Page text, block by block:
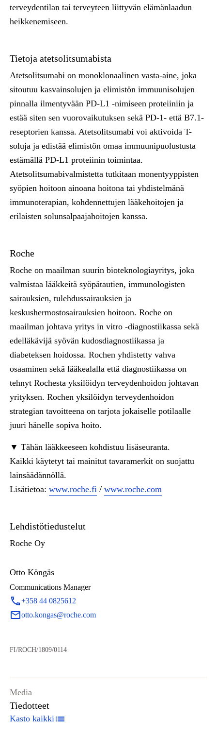
terveydentilan tai terveyteen liittyvän elämänlaadun
heikkenemiseen.
Tietoja atetsolitsumabista
Atetsolitsumabi on monoklonaalinen vasta-aine, joka
sitoutuu kasvainsolujen ja elimistön immuunisolujen
pinnalla ilmentyvään PD-L1 -nimiseen proteiiniin ja
estää siten sen vuorovaikutuksen sekä PD-1- että B7.1-
reseptorien kanssa. Atetsolitsumabi voi aktivoida T-
soluja ja edistää elimistön omaa immuunipuolustusta
estämällä PD-L1 proteiinin toimintaa.
Atetsolitsumabivalmistetta tutkitaan monentyyppisten
syöpien hoitoon ainoana hoitona tai yhdistelmänä
immunoterapian, kohdennettujen lääkehoitojen ja
erilaisten solunsalpaajahoitojen kanssa.
Roche
Roche on maailman suurin bioteknologiayritys, joka
valmistaa lääkkeitä syöpätautien, immunologisten
sairauksien, tulehdussairauksien ja
keskushermostosairauksien hoitoon. Roche on
maailman johtava yritys in vitro -diagnostiikassa sekä
edelläkävijä syövän kudosdiagnostiikassa ja
diabeteksen hoidossa. Rochen yhdistetty vahva
osaaminen sekä lääkealalla että diagnostiikassa on
tehnyt Rochesta yksilöidyn terveydenhoidon johtavan
yrityksen. Rochen yksilöidyn terveydenhoidon
strategian tavoitteena on tarjota jokaiselle potilaalle
juuri hänelle sopiva hoito.
▼ Tähän lääkkeeseen kohdistuu lisäseuranta.
Kaikki käytetyt tai mainitut tavaramerkit on suojattu
lainsäädännöllä.
Lisätietoa: www.roche.fi / www.roche.com
Lehdistötiedustelut
Roche Oy
Otto Köngäs
Communications Manager
+358 44 0825612
otto.kongas@roche.com
FI/ROCH/1809/0114
Media
Tiedotteet
Kasto kaikki